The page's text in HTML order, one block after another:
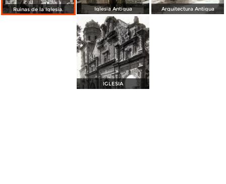
Ruinas de la Iglesia. Iglesia Antigua Arquitectura Antigua
IGLESIA